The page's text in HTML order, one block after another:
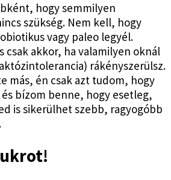
hogy semmilyen
szükség. Nem kell, hogy
vagy paleo legyél.
csak akkor, ha valamilyen oknál
rákényszerülsz.
más, én csak azt tudom, hogy
bízom benne, hogy esetleg,
is sikerülhet szebb, ragyogóbb